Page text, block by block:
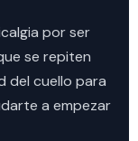
por ser
se repiten
del cuello para
a empezar